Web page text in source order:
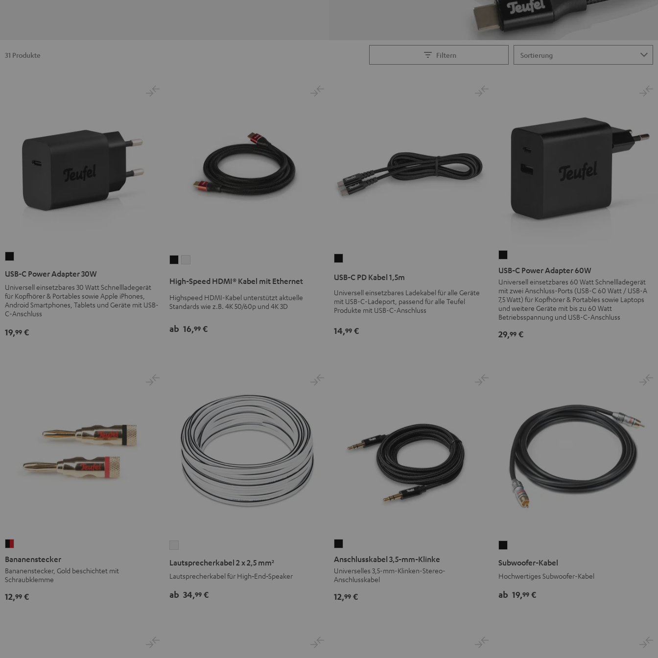
Filtern
31 Produkte
Adapter
30W
Schwarz
USB-C Power Adapter 30W
Universell einsetzbares 30 Watt Schnellladegerät
für Kopfhörer & Portables sowie Apple iPhones,
Android Smartphones, Tablets und Geräte mit USB-
C-Anschluss
19,99 €
HDMI®
Kabel
mit
Schwarz
HDMI®
Kabel
mit
Weiß
High-Speed HDMI® Kabel mit Ethernet
Highspeed HDMI-Kabel unterstützt aktuelle
Standards wie z.B. 4K 50/60p und 4K 3D
ab 16,99 €
PD
Kabel
1,5m
USB-C PD Kabel 1,5m
Universell einsetzbares Ladekabel für alle Geräte
mit USB-C-Ladeport, passend für alle Teufel
Produkte mit USB-C-Anschluss
14,99 €
C
Power
Adapter
60W
Schwarz
USB-C Power Adapter 60W
Universell einsetzbares 60 Watt Schnellladegerät
mit zwei Anschluss-Ports (USB-C 60 Watt / USB-A
7,5 Watt) für Kopfhörer & Portables sowie Laptops
und weitere Geräte mit bis zu 60 Watt
Betriebsspannung und USB-C-Anschluss
29,99 €
Rot
Bananenstecker
Bananenstecker, Gold beschichtet mit
Schraubklemme
12,99 €
2,5
mm²
Lautsprecherkabel 2 x 2,5 mm²
Lautsprecherkabel für High‑End‑Speaker
ab 34,99 €
3,5-
mm-
Klinke
Anschlusskabel 3,5-mm-Klinke
Universelles 3,5-mm-Klinken-Stereo-
Anschlusskabel
12,99 €
Kabel
Subwoofer-Kabel
Hochwertiges Subwoofer-Kabel
ab 19,99 €